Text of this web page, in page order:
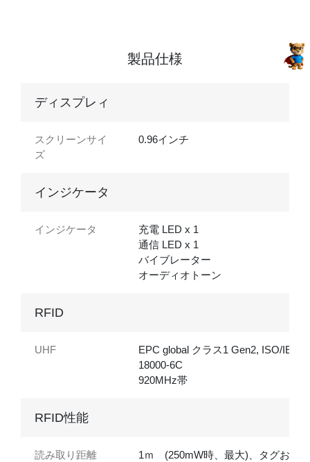
製品仕様
ディスプレィ
スクリーンサイ
ズ
0.96インチ
インジケータ
インジケータ
充電 LED x 1
通信 LED x 1
バイブレーター
オーディオトーン
RFID
UHF
EPC global クラス1 Gen2, ISO/IEC
18000-6C
920MHz帯
RFID性能
読み取り距離
1ｍ (250mW時、最大)、タグおよび